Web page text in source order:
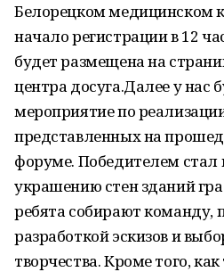
Белорецком медицинском
начало регистрации в 12
будет размещена на
центра досуга.Далее у нас
мероприятие по
представленных на
форуме. Победителем стал
украшению стен зданий
ребята собирают команду,
разработкой эскизов и
творчества. Кроме того,